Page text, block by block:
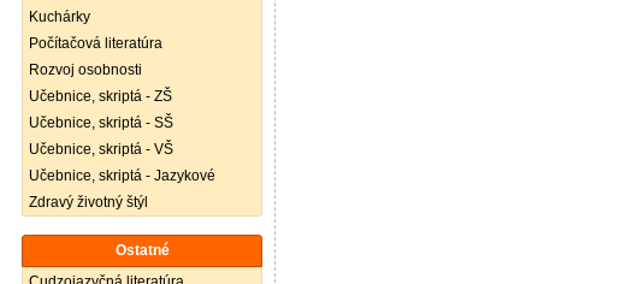
Kuchárky
Počítačová literatúra
Rozvoj osobnosti
Učebnice, skriptá - ZŠ
Učebnice, skriptá - SŠ
Učebnice, skriptá - VŠ
Učebnice, skriptá - Jazykové
Zdravý životný štýl
Ostatné